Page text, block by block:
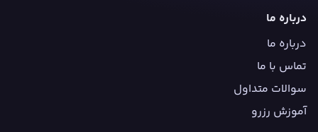
درباره ما
درباره ما
تماس با ما
سوالات متداول
آموزش رزرو